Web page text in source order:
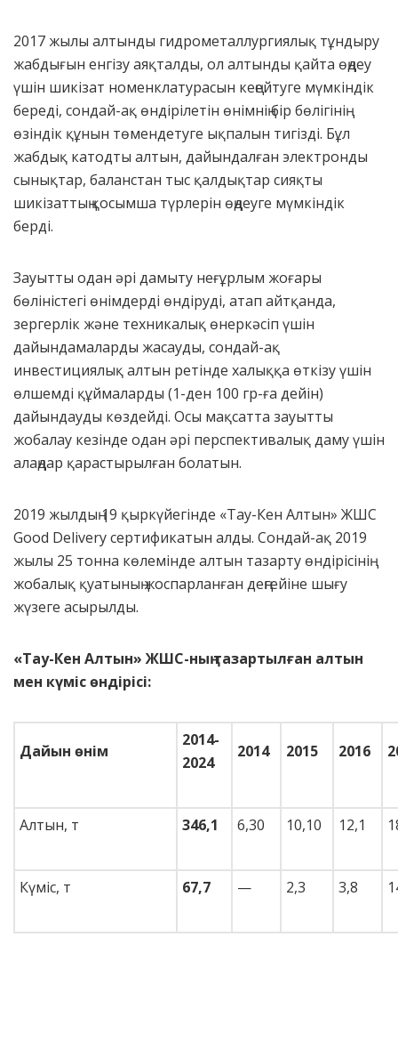
2017 жылы алтынды гидрометаллургиялық тұндыру
жабдығын енгізу аяқталды, ол алтынды қайта өңдеу
үшін шикізат номенклатурасын кеңейтуге мүмкіндік
береді, сондай-ақ өндірілетін өнімнің бір бөлігінің
өзіндік құнын төмендетуге ықпалын тигізді. Бұл
жабдық катодты алтын, дайындалған электронды
сынықтар, баланстан тыс қалдықтар сияқты
шикізаттың қосымша түрлерін өңдеуге мүмкіндік
берді.
Зауытты одан әрі дамыту неғұрлым жоғары
бөліністегі өнімдерді өндіруді, атап айтқанда,
зергерлік және техникалық өнеркәсіп үшін
дайындамаларды жасауды, сондай-ақ
инвестициялық алтын ретінде халыққа өткізу үшін
өлшемді құймаларды (1-ден 100 гр-ға дейін)
дайындауды көздейді. Осы мақсатта зауытты
жобалау кезінде одан әрі перспективалық даму үшін
алаңдар қарастырылған болатын.
2019 жылдың 19 қыркүйегінде «Тау-Кен Алтын» ЖШС
Good Delivery сертификатын алды. Сондай-ақ 2019
жылы 25 тонна көлемінде алтын тазарту өндірісінің
жобалық қуатының жоспарланған деңгейіне шығу
жүзеге асырылды.
«Тау-Кен Алтын» ЖШС-ның тазартылған алтын
мен күміс өндірісі:
Дайын өнім
2014-
2024
2014 2015 2016
Алтын, т 346,1 6,30 10,10 12,1
Күміс, т 67,7 — 2,3 3,8